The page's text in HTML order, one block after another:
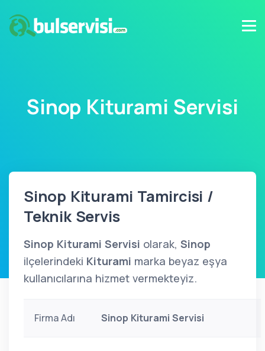
Sinop Kiturami Servisi
Sinop Kiturami Tamircisi /
Teknik Servis
Sinop Kiturami Servisi olarak, Sinop
ilçelerindeki Kiturami marka beyaz eşya
kullanıcılarına hizmet vermekteyiz.
Firma Adı Sinop Kiturami Servisi